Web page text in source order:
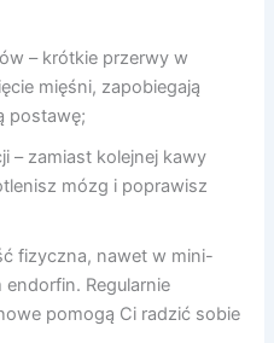
– krótkie przerwy w
mięśni, zapobiegają
postawę;
– zamiast kolejnej kawy
mózg i poprawisz
fizyczna, nawet w mini-
Regularnie
pomogą Ci radzić sobie